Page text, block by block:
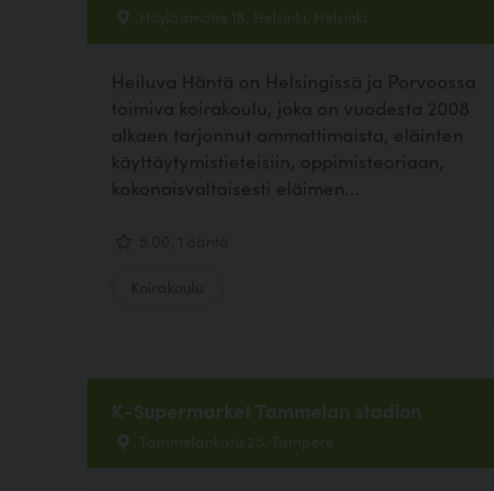
Höyläämötie 18, Helsinki, Helsinki
Heiluva Häntä on Helsingissä ja Porvoossa
toimiva koirakoulu, joka on vuodesta 2008
alkaen tarjonnut ammattimaista, eläinten
käyttäytymistieteisiin, oppimisteoriaan,
kokonaisvaltaisesti eläimen...
K-Supermarket Tammelan stadion
Tammelankatu 25, Tampere